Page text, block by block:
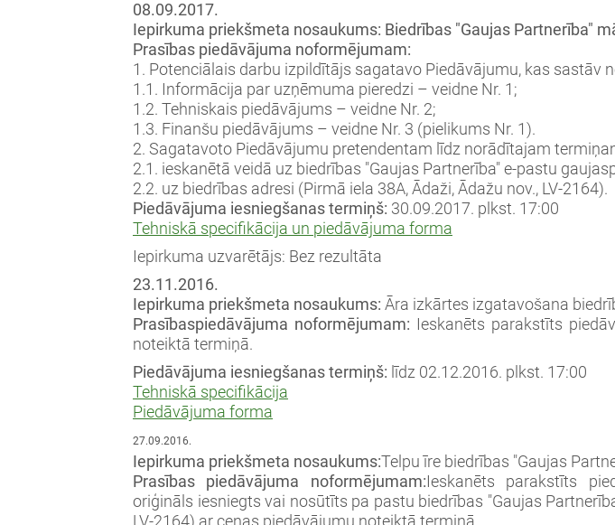
08.09.2017.
Iepirkuma priekšmeta nosaukums: Biedrības "Gaujas Partnerība"
Prasības piedāvājuma noformējumam:
1. Potenciālais darbu izpildītājs sagatavo Piedāvājumu, kas sastāv
1.1. Informācija par uzņēmuma pieredzi – veidne Nr. 1;
1.2. Tehniskais piedāvājums – veidne Nr. 2;
1.3. Finanšu piedāvājums – veidne Nr. 3 (pielikums Nr. 1).
2. Sagatavoto Piedāvājumu pretendentam līdz norādītajam
2.1. ieskanētā veidā uz biedrības "Gaujas Partnerība" e-pastu
2.2. uz biedrības adresi (Pirmā iela 38A, Ādaži, Ādažu nov., LV-2164).
Piedāvājuma iesniegšanas termiņš: 30.09.2017. plkst. 17:00
Tehniskā specifikācija un piedāvājuma forma
Iepirkuma uzvarētājs: Bez rezultāta
23.11.2016.
Iepirkuma priekšmeta nosaukums: Āra izkārtes izgatavošana
Prasībaspiedāvājuma noformējumam: Ieskanēts parakstīts
noteiktā termiņā.
Piedāvājuma iesniegšanas termiņš: līdz 02.12.2016. plkst. 17:00
Tehniskā specifikācija
Piedāvājuma forma
27.09.2016.
Iepirkuma priekšmeta nosaukums:Telpu īre biedrības "Gaujas
Prasības piedāvājuma noformējumam: Ieskanēts parakstīts
oriģināls iesniegts vai nosūtīts pa pastu biedrības "Gaujas